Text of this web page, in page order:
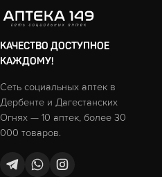
КАЧЕСТВО ДОСТУПНОЕ
КАЖДОМУ!
Сеть социальных аптек в
Дербенте и Дагестанских
Огнях — 10 аптек, более 30
000 товаров.